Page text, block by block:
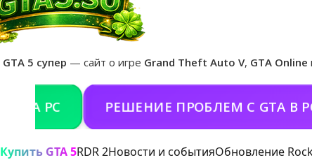
GTA 5 супер — сайт о игре Grand Theft Auto V, GTA Online
РЕШЕНИЕ ПРОБЛЕМ С GTA В РОССИИ
Купить GTA 5RDR 2Новости и событияОбновление